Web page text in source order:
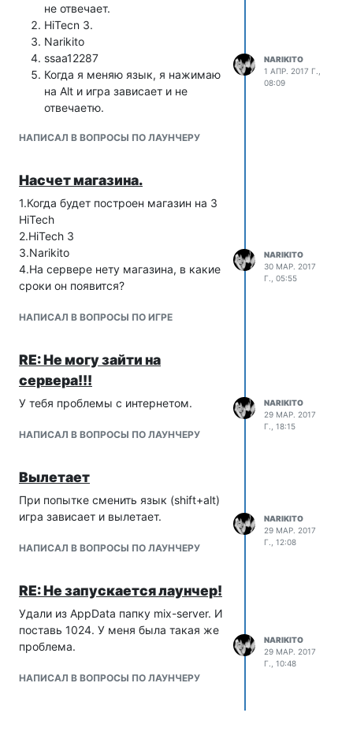
не отвечает.
HiTecn 3.
Narikito
ssaa12287
Когда я меняю язык, я нажимаю
на Alt и игра зависает и не
отвечаетю.
НАПИСАЛ В ВОПРОСЫ ПО ЛАУНЧЕРУ
NARIKITO
1 АПР. 2017 Г.,
08:09
Насчет магазина.
1.Когда будет построен магазин на 3
HiTech
2.HiTech 3
3.Narikito
4.На сервере нету магазина, в какие
сроки он появится?
НАПИСАЛ В ВОПРОСЫ ПО ИГРЕ
NARIKITO
30 МАР. 2017
Г., 05:55
RE: Не могу зайти на
сервера!!!
У тебя проблемы с интернетом.
НАПИСАЛ В ВОПРОСЫ ПО ЛАУНЧЕРУ
NARIKITO
29 МАР. 2017
Г., 18:15
Вылетает
При попытке сменить язык (shift+alt)
игра зависает и вылетает.
НАПИСАЛ В ВОПРОСЫ ПО ЛАУНЧЕРУ
NARIKITO
29 МАР. 2017
Г., 12:08
RE: Не запускается лаунчер!
Удали из AppData папку mix-server. И
поставь 1024. У меня была такая же
проблема.
НАПИСАЛ В ВОПРОСЫ ПО ЛАУНЧЕРУ
NARIKITO
29 МАР. 2017
Г., 10:48